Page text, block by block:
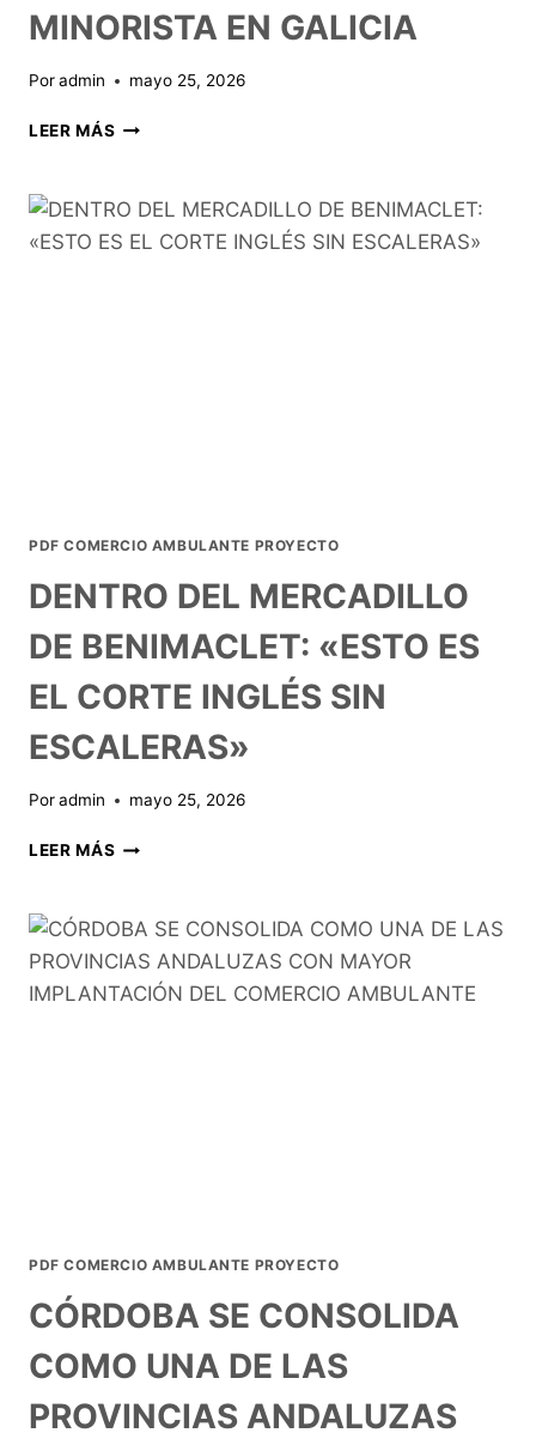
MINORISTA EN GALICIA
Poradmin mayo 25, 2026
LEER MÁS
PDF COMERCIO AMBULANTE PROYECTO
DENTRO DEL MERCADILLO
DE BENIMACLET: «ESTO ES
EL CORTE INGLÉS SIN
ESCALERAS»
Poradmin mayo 25, 2026
LEER MÁS
PDF COMERCIO AMBULANTE PROYECTO
CÓRDOBA SE CONSOLIDA
COMO UNA DE LAS
PROVINCIAS ANDALUZAS